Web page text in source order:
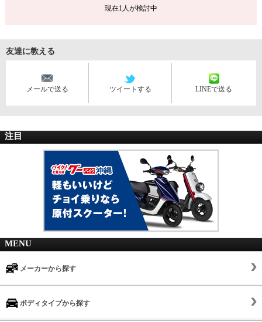
現在1人が検討中
友達に教える
メールで送る ツイートする LINEで送る
注目
MENU
メーカーから探す
ボディタイプから探す